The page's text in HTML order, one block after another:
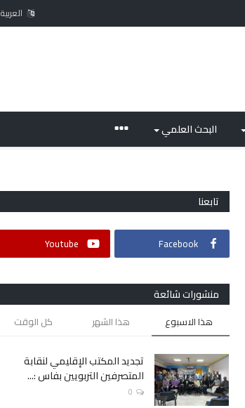
العربية
البحث العلمي
تابعنا
Facebook
Youtube
منشورات شائعة
هذا الاسبوع هذا الشهر كل الوقت
تجديد المكتب الإقليمي لنقابة
المتصرفين التربويين بفاس :...
0